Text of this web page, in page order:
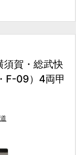
須賀・総武快
F-09）4両甲